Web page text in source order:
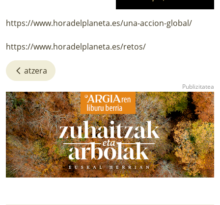
https://www.horadelplaneta.es/una-accion-global/
https://www.horadelplaneta.es/retos/
atzera